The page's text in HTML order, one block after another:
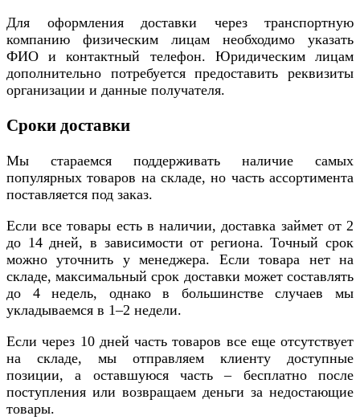
Для оформления доставки через транспортную
компанию физическим лицам необходимо указать
ФИО и контактный телефон. Юридическим лицам
дополнительно потребуется предоставить реквизиты
организации и данные получателя.
Сроки доставки
Мы стараемся поддерживать наличие самых
популярных товаров на складе, но часть ассортимента
поставляется под заказ.
Если все товары есть в наличии, доставка займет от 2
до 14 дней, в зависимости от региона. Точный срок
можно уточнить у менеджера. Если товара нет на
складе, максимальный срок доставки может составлять
до 4 недель, однако в большинстве случаев мы
укладываемся в 1–2 недели.
Если через 10 дней часть товаров все еще отсутствует
на складе, мы отправляем клиенту доступные
позиции, а оставшуюся часть – бесплатно после
поступления или возвращаем деньги за недостающие
товары.